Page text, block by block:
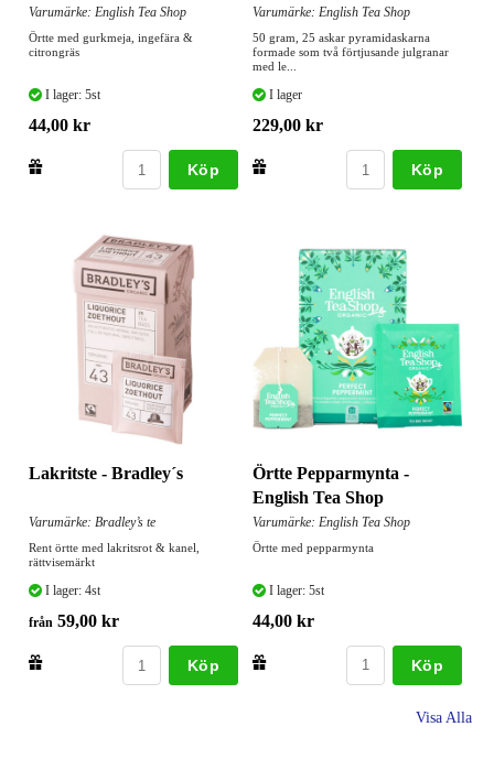
Varumärke: English Tea Shop
Örtte med gurkmeja, ingefära &
citrongräs
I lager: 5st
44,00 kr
Köp
Varumärke: English Tea Shop
50 gram, 25 askar pyramidaskarna
formade som två förtjusande julgranar
med le...
I lager
229,00 kr
Köp
Lakritste - Bradley´s
Varumärke: Bradley’s te
Rent örtte med lakritsrot & kanel,
rättvisemärkt
I lager: 4st
från 59,00 kr
Köp
Örtte Pepparmynta -
English Tea Shop
Varumärke: English Tea Shop
Örtte med pepparmynta
I lager: 5st
44,00 kr
Köp
Visa Alla